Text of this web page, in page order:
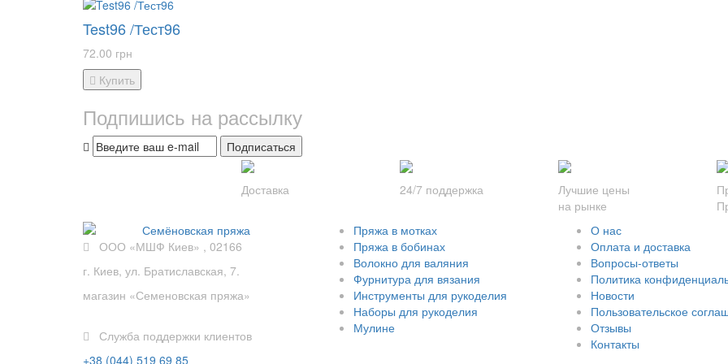
Test96 /Тест96
72.00 грн
Купить
Подпишись на рассылку
Подписаться
Доставка 24/7 поддержка
Лучшие цены
на рынке
ООО «МШФ Киев» , 02166
г. Киев, ул. Братиславская, 7.
магазин «Семеновская пряжа»
Служба поддержки клиентов
+38 (044) 519 69 85
Пряжа в мотках
Пряжа в бобинах
Волокно для валяния
Фурнитура для вязания
Инструменты для рукоделия
Наборы для рукоделия
Мулине
О нас
Оплата и доставка
Вопросы-ответы
Политика
Новости
Пользовательское
Отзывы
Контакты